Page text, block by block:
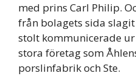
med prins Carl Philip.
från bolagets sida
stolt kommunicerade
stora företag som
porslinfabrik och Ste.